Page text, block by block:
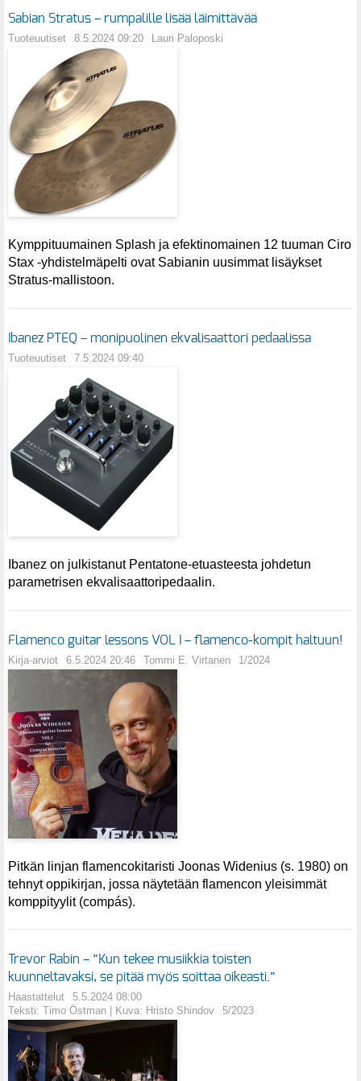
Sabian Stratus – rumpalille lisää läimittävää
Tuoteuutiset 8.5.2024 09:20 Lauri Paloposki
Kymppituumainen Splash ja efektinomainen 12 tuuman Ciro
Stax -yhdistelmäpelti ovat Sabianin uusimmat lisäykset
Stratus-mallistoon.
Ibanez PTEQ – monipuolinen ekvalisaattori pedaalissa
Tuoteuutiset 7.5.2024 09:40
Ibanez on julkistanut Pentatone-etuasteesta johdetun
parametrisen ekvalisaattoripedaalin.
Flamenco guitar lessons VOL I – flamenco-kompit haltuun!
Kirja-arviot 6.5.2024 20:46 Tommi E. Virtanen 1/2024
Pitkän linjan flamencokitaristi Joonas Widenius (s. 1980) on
tehnyt oppikirjan, jossa näytetään flamencon yleisimmät
komppityylit (compás).
Trevor Rabin – ”Kun tekee musiikkia toisten
kuunneltavaksi, se pitää myös soittaa oikeasti.”
Haastattelut
5.5.2024 08:00
Teksti: Timo Östman | Kuva: Hristo Shindov
5/2023